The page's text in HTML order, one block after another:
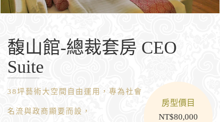
馥山館-總裁套房 CEO
Suite
房型價目
NT$80,000
38坪藝術大空間自由運用，專為社會
名流與政商顯要而設，